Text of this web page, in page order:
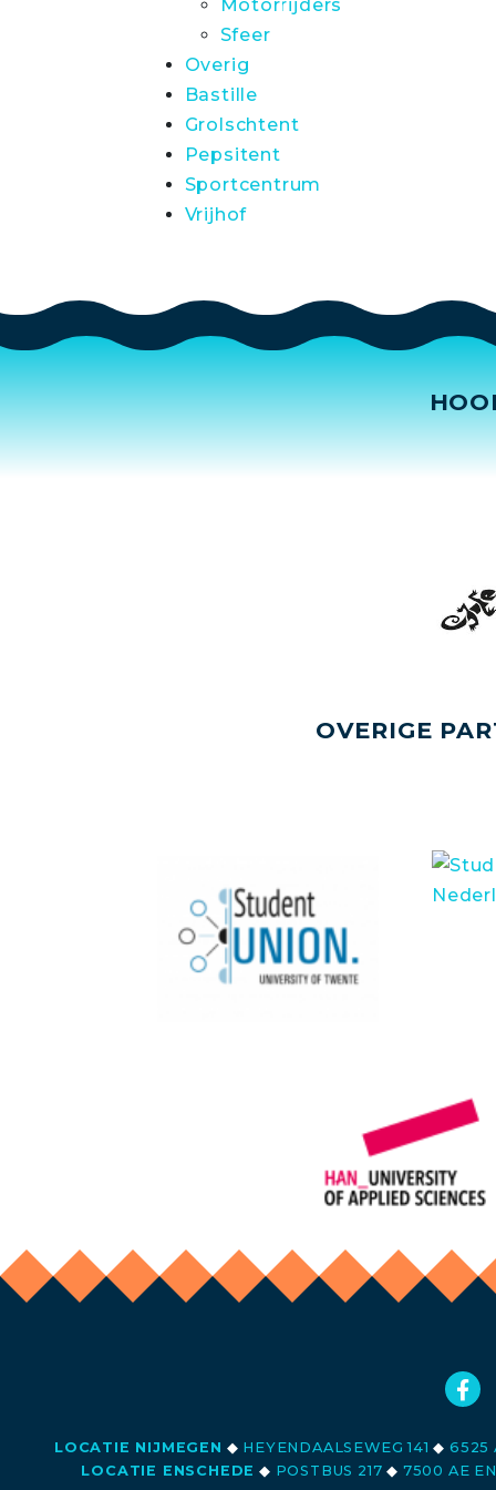
Motorrijders
Sfeer
Overig
Bastille
Grolschtent
Pepsitent
Sportcentrum
Vrijhof
OVERIGE
LOCATIE NIJMEGEN ◆ HEYENDAALSEWEG 141◆ 6525
LOCATIE ENSCHEDE ◆ POSTBUS 217◆ 7500 AE